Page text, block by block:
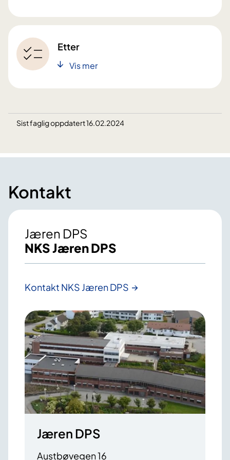
Etter
Vis mer
Sist faglig oppdatert 16.02.2024
Kontakt
Jæren DPS
NKS Jæren DPS
Kontakt NKS Jæren DPS
Jæren DPS
Austbøvegen 16